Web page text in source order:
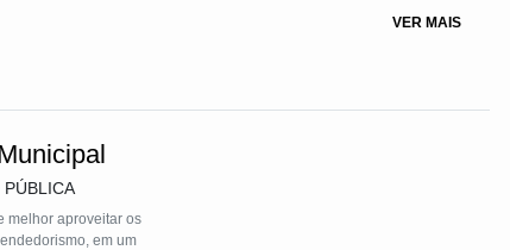
dos usuários no ensino regular, e o desenvolvimento de
VER MAIS
melhor aproveitar os
em um